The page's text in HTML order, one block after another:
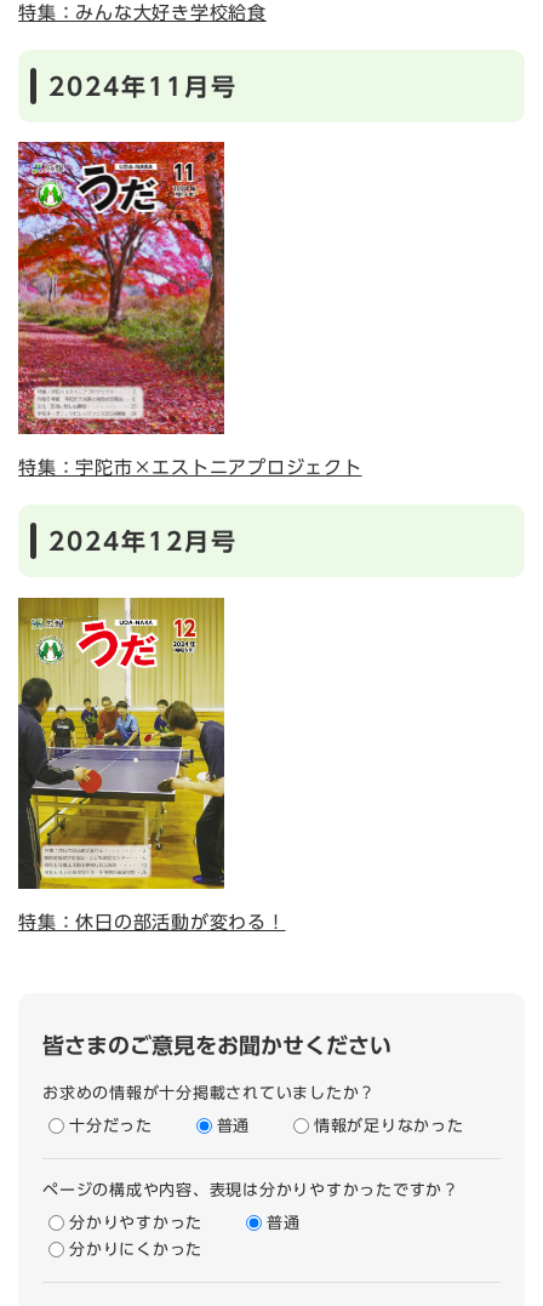
特集：みんな大好き学校給食
2024年11月号
特集：宇陀市×エストニアプロジェクト
2024年12月号
特集：休日の部活動が変わる！
皆さまのご意見をお聞かせください
お求めの情報が十分掲載されていましたか？
十分だった 普通 情報が足りなかった
ページの構成や内容、表現は分かりやすかったですか？
分かりやすかった
普通
分かりにくかった